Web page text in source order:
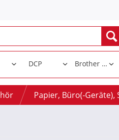
Papier, Büro(-Geräte),